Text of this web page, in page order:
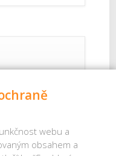
webu a
obsahem a